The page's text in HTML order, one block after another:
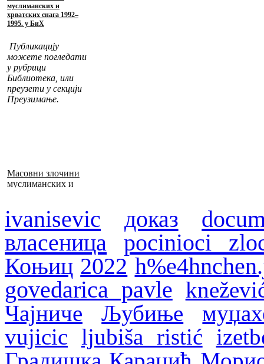
муслиманских и
хрватских снага 1992–
1995. у БиХ
Публикацију
можете погледати
у рубрици
Библиотека, или
преузети у секцији
Преузимање.
Масовни злочини
муслиманских и
ivanisevic доказ
власеница
pocinioci
Коњиц 2022
govedarica pavle
Чајниче
Љубиње
vujicic ljubiša ristić